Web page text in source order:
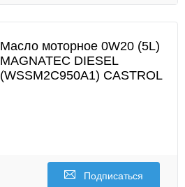
Масло моторное 0W20 (5L)
MAGNATEC DIESEL
(WSSM2C950A1) CASTROL
Подписаться